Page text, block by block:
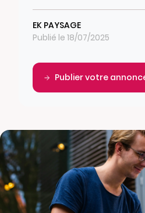
EK PAYSAGE
Publié le 18/07/2025
Publier votre